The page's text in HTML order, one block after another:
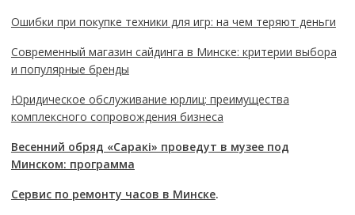
Ошибки при покупке техники для игр: на чем теряют деньги
Современный магазин сайдинга в Минске: критерии выбора
и популярные бренды
Юридическое обслуживание юрлиц: преимущества
комплексного сопровождения бизнеса
Весенний обряд «Саракі» проведут в музее под
Минском: программа
Сервис по ремонту часов в Минске.